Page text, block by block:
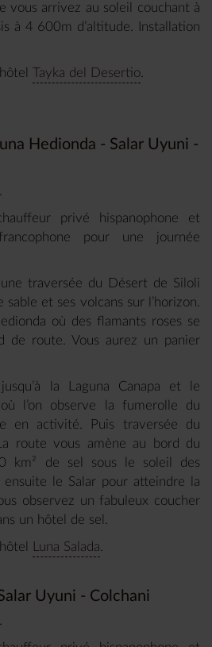
vous arrivez au soleil couchant à
à 4 600m d’altitude. Installation
Tayka del Desertio
Hedionda - Salar Uyuni -
privé hispanophone et
pour une journée
traversée du Désert de Siloli
et ses volcans sur l’horizon.
où des flamants roses se
de route. Vous aurez un panier
la Laguna Canapa et le
l’on observe la fumerolle du
en activité. Puis traversée du
route vous amène au bord du
km² de sel sous le soleil des
ensuite le Salar pour atteindre la
observez un fabuleux coucher
un hôtel de sel.
Luna Salada
Uyuni - Colchani